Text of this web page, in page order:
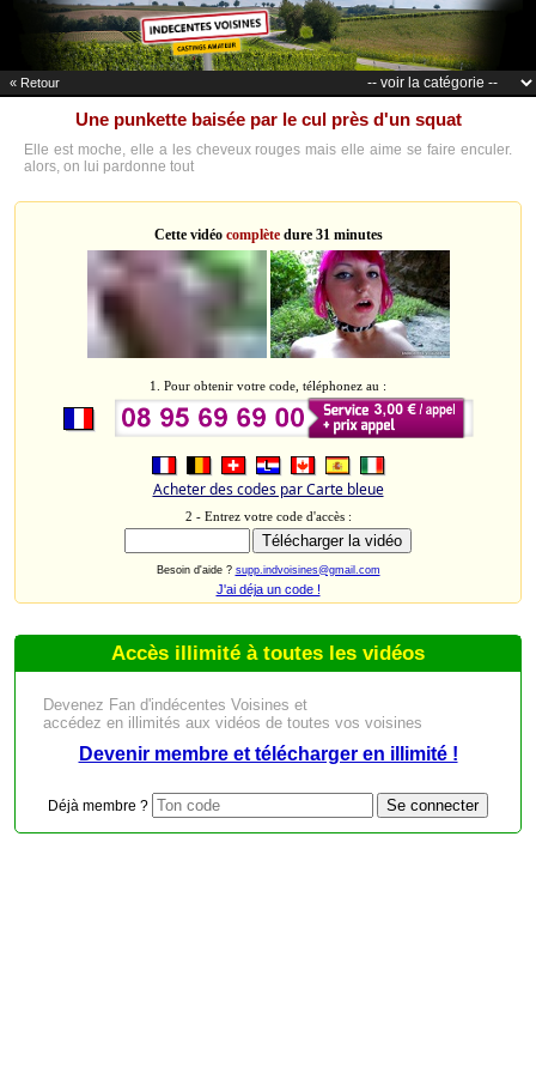
« Retour
Une punkette baisée par le cul près d'un squat
Elle est moche, elle a les cheveux rouges mais elle aime se faire enculer.
alors, on lui pardonne tout
Cette vidéo complètedure 31 minutes
1. Pour obtenir votre code, téléphonez au :
Acheter des codes par Carte bleue
2 - Entrez votre code d'accès :
Besoin d'aide ? supp.indvoisines@gmail.com
J'ai déja un code !
Accès illimité à toutes les vidéos
Devenez Fan d'indécentes Voisines et
accédez en illimités aux vidéos de toutes vos voisines
Devenir membre et télécharger en illimité !
Déjà membre ?